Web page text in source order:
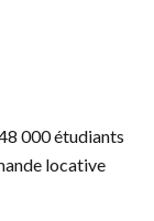
000 étudiants
locative